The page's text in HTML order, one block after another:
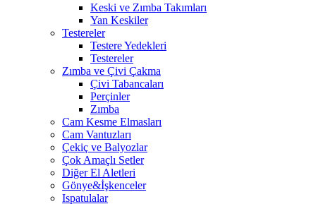
Keski ve Zımba Takımları
Yan Keskiler
Testereler
Testere Yedekleri
Testereler
Zımba ve Çivi Çakma
Çivi Tabancaları
Perçinler
Zımba
Cam Kesme Elmasları
Cam Vantuzları
Çekiç ve Balyozlar
Çok Amaçlı Setler
Diğer El Aletleri
Gönye&İşkenceler
Ispatulalar